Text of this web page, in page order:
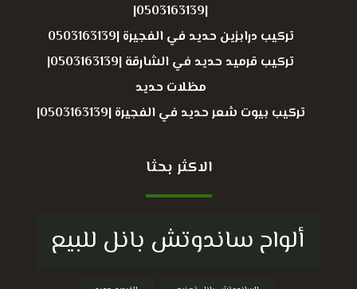
|0503163139|
تركيب درابزين حديد في الفجيرة |0503163139
تركيب قرميد حديد في الشارقة |0503163139|
مظلات حديد
تركيب بيوت شعر حديد في الفجيرة |0503163139|
الاكثر بحثا
ألواح ساندوتش بانل للبيع